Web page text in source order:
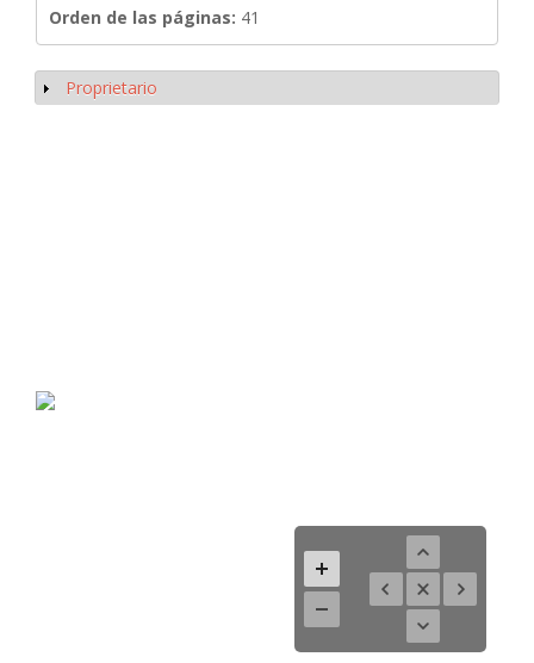
Orden de las páginas: 41
Mostrar
Proprietario